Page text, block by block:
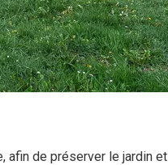
afin de préserver le jardin et